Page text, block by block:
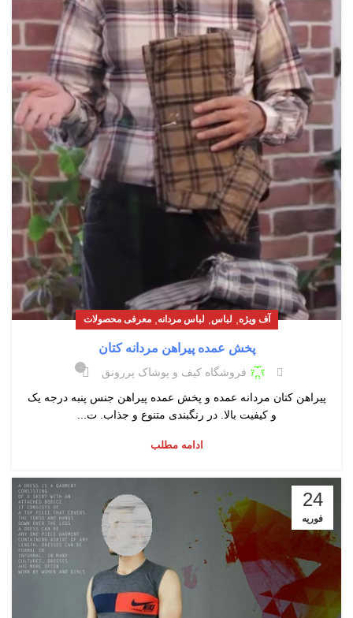
آف ویژه لباس لباس مردانه ,معرفی محصولات
پخش عمده پیراهن مردانه کتان
فروشگاه کیف و پوشاک پررونق ۰
پیراهن کتان مردانه عمده و پخش عمده پیراهن جنس پنبه درجه یک
و کیفیت بالا. در رنگبندی متنوع و جذاب. ت...
ادامه مطلب
24
فوریه